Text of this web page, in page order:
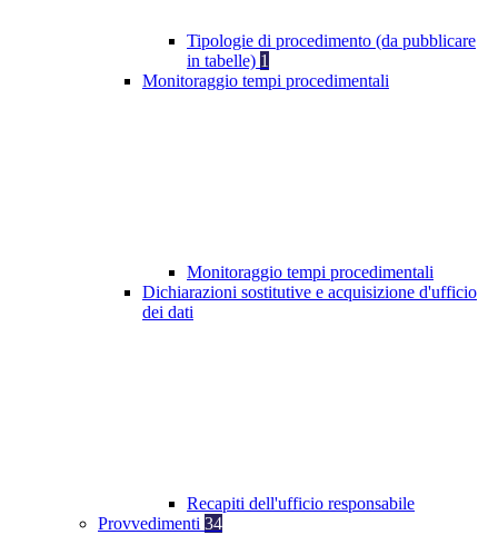
Tipologie di procedimento (da pubblicare
in tabelle) 1
Monitoraggio tempi procedimentali
Monitoraggio tempi procedimentali
Dichiarazioni sostitutive e acquisizione d'ufficio
dei dati
Recapiti dell'ufficio responsabile
Provvedimenti 34